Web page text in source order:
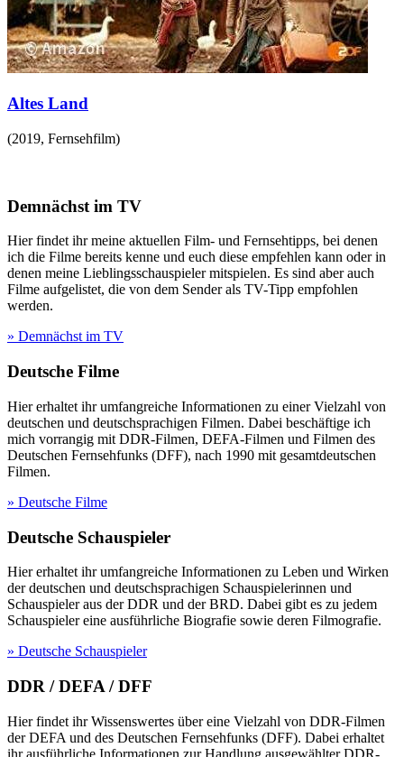
Altes Land
(2019, Fernsehfilm)
Demnächst im TV
Hier findet ihr meine aktuellen Film- und Fernsehtipps, bei denen
ich die Filme bereits kenne und euch diese empfehlen kann oder in
denen meine Lieblingsschauspieler mitspielen. Es sind aber auch
Filme aufgelistet, die von dem Sender als TV-Tipp empfohlen
werden.
» Demnächst im TV
Deutsche Filme
Hier erhaltet ihr umfangreiche Informationen zu einer Vielzahl von
deutschen und deutschsprachigen Filmen. Dabei beschäftige ich
mich vorrangig mit DDR-Filmen, DEFA-Filmen und Filmen des
Deutschen Fernsehfunks (DFF), nach 1990 mit gesamtdeutschen
Filmen.
» Deutsche Filme
Deutsche Schauspieler
Hier erhaltet ihr umfangreiche Informationen zu Leben und Wirken
der deutschen und deutschsprachigen Schauspielerinnen und
Schauspieler aus der DDR und der BRD. Dabei gibt es zu jedem
Schauspieler eine ausführliche Biografie sowie deren Filmografie.
» Deutsche Schauspieler
DDR / DEFA / DFF
Hier findet ihr Wissenswertes über eine Vielzahl von DDR-Filmen
der DEFA und des Deutschen Fernsehfunks (DFF). Dabei erhaltet
ihr ausführliche Informationen zur Handlung ausgewählter DDR-